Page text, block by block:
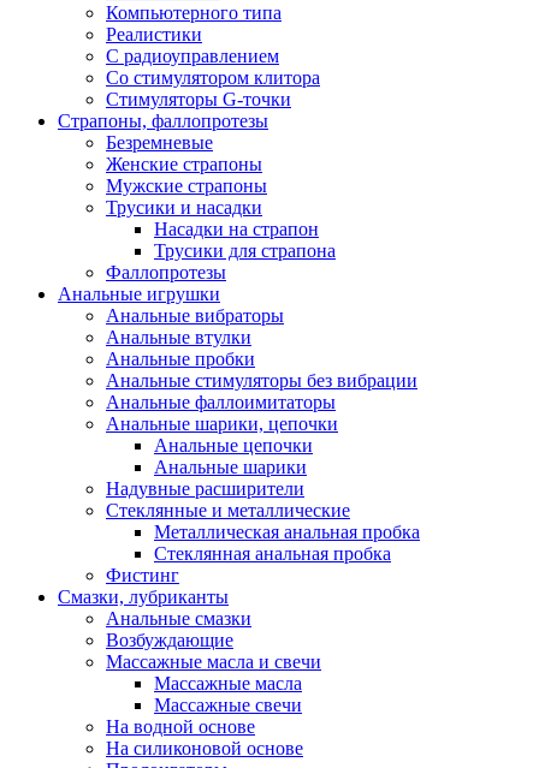
Компьютерного типа
Реалистики
С радиоуправлением
Со стимулятором клитора
Стимуляторы G-точки
Страпоны, фаллопротезы
Безремневые
Женские страпоны
Мужские страпоны
Трусики и насадки
Насадки на страпон
Трусики для страпона
Фаллопротезы
Анальные игрушки
Анальные вибраторы
Анальные втулки
Анальные пробки
Анальные стимуляторы без вибрации
Анальные фаллоимитаторы
Анальные шарики, цепочки
Анальные цепочки
Анальные шарики
Надувные расширители
Стеклянные и металлические
Металлическая анальная пробка
Стеклянная анальная пробка
Фистинг
Смазки, лубриканты
Анальные смазки
Возбуждающие
Массажные масла и свечи
Массажные масла
Массажные свечи
На водной основе
На силиконовой основе